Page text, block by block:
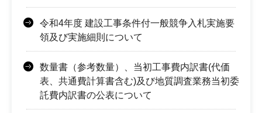
令和4年度 建設工事条件付一般競争入札実施要
領及び実施細則について
数量書（参考数量）、当初工事費内訳書(代価
表、共通費計算書含む)及び地質調査業務当初委
託費内訳書の公表について